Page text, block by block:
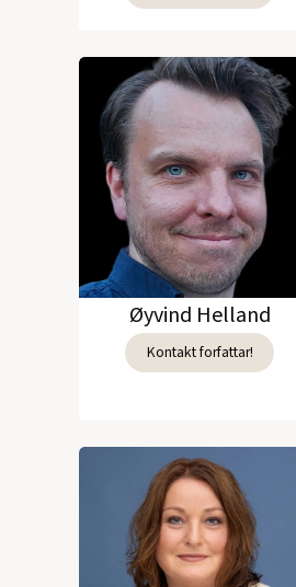
Øyvind Helland
Kontakt forfattar!